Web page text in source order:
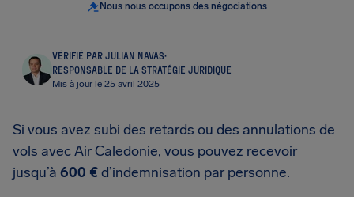
Nous nous occupons des négociations
VÉRIFIÉ PAR JULIAN NAVAS·
RESPONSABLE DE LA STRATÉGIE JURIDIQUE
Mis à jour le 25 avril 2025
Si vous avez subi des retards ou des annulations de
vols avec Air Caledonie, vous pouvez recevoir
jusqu’à 600 €d’indemnisation par personne.